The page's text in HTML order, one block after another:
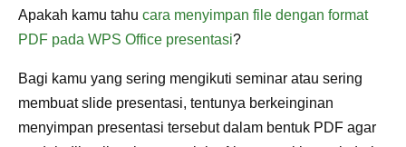
Apakah kamu tahu cara menyimpan file dengan format
PDF pada WPS Office presentasi?
Bagi kamu yang sering mengikuti seminar atau sering
membuat slide presentasi, tentunya berkeinginan
menyimpan presentasi tersebut dalam bentuk PDF agar